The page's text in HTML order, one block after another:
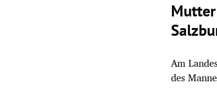
Am
des